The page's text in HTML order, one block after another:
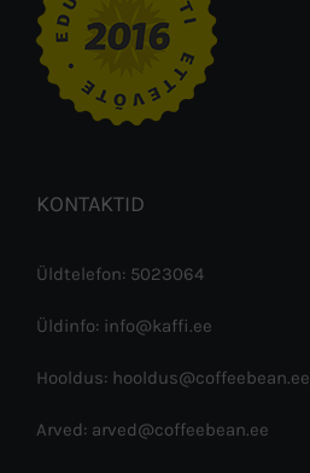
KONTAKTID
Üldtelefon: 5023064
Üldinfo: info@kaffi.ee
Hooldus: hooldus@coffeebean.ee
Arved: arved@coffeebean.ee